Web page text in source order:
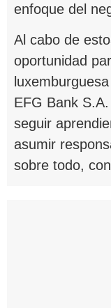
enfoque del
Al cabo de
oportunidad
EFG Bank
seguir
asumir
sobre todo,